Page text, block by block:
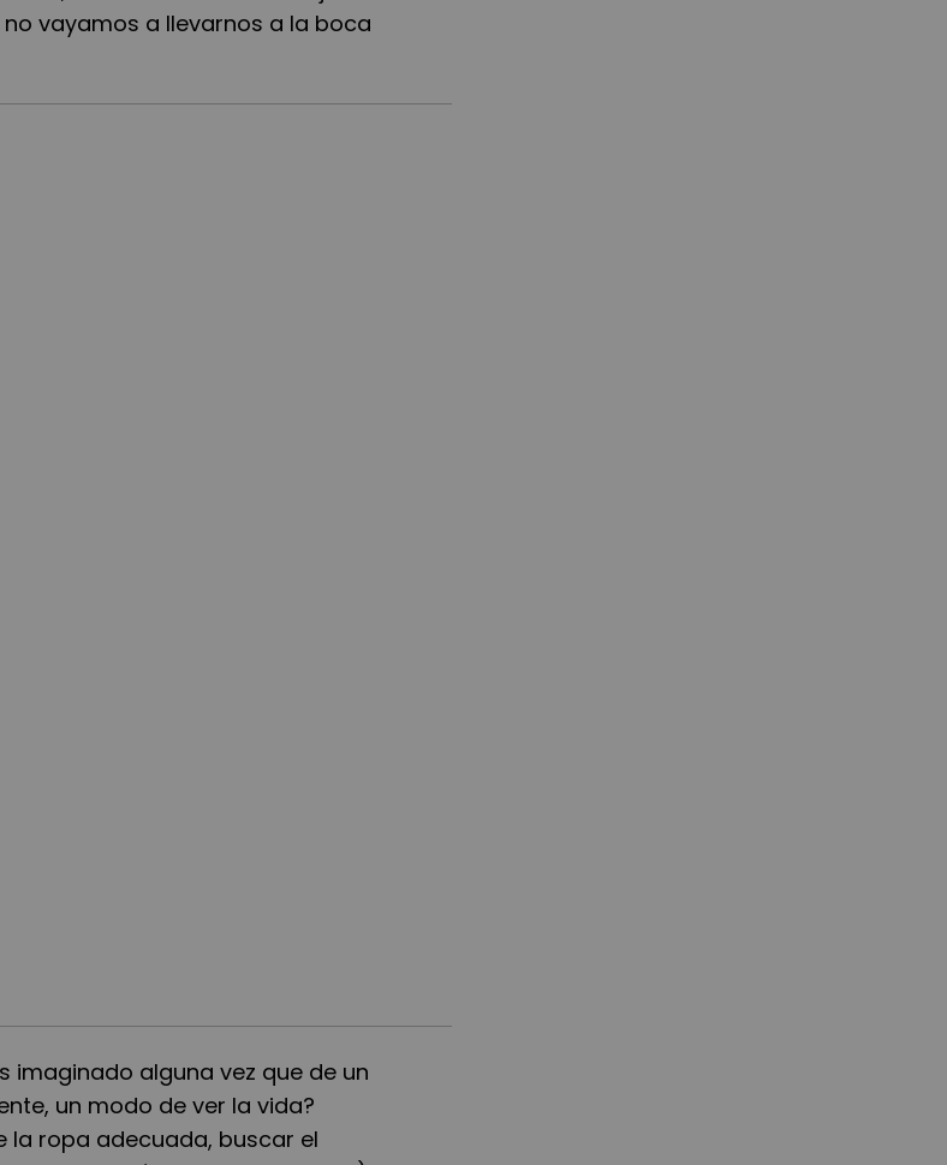
vayamos a llevarnos a la boca
imaginado alguna vez que de un
un modo de ver la vida?
la ropa adecuada, buscar el